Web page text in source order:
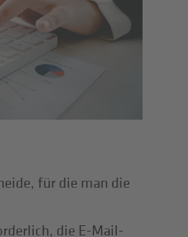
für die man die
die E-Mail-